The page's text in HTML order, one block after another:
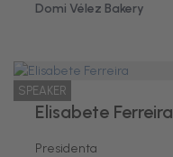
Domi Vélez Bakery
SPEAKER
Elisabete Ferreira
Presidenta